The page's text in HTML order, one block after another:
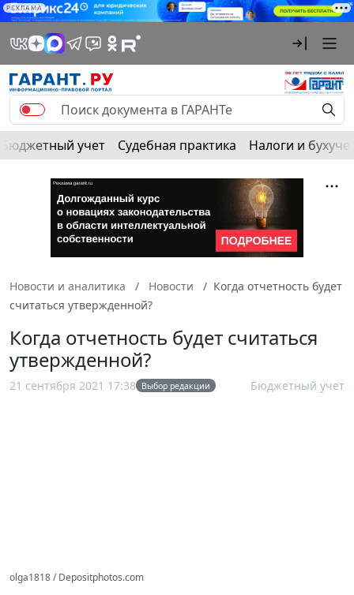
РЕКЛАМА
Бюджетный учет Судебная практика Налоги и
Новости и аналитика Новости
Когда отчетность будет
считаться утвержденной?
Когда отчетность будет считаться
утвержденной?
21 сентября 2021 17:38 Выбор редакции Бюджетный учет
olga1818 / Depositphotos.com